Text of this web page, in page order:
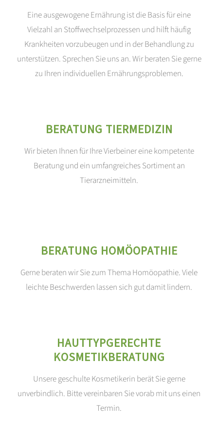
Eine ausgewogene Ernährung ist die Basis für eine
Vielzahl an Stoffwechselprozessen und hilft häufig
Krankheiten vorzubeugen und in der Behandlung zu
unterstützen. Sprechen Sie uns an. Wir beraten Sie gerne
zu Ihren individuellen Ernährungsproblemen.
BERATUNG TIERMEDIZIN
Wir bieten Ihnen für Ihre Vierbeiner eine kompetente
Beratung und ein umfangreiches Sortiment an
Tierarzneimitteln.
BERATUNG HOMÖOPATHIE
Gerne beraten wir Sie zum Thema Homöopathie. Viele
leichte Beschwerden lassen sich gut damit lindern.
HAUTTYPGERECHTE
KOSMETIKBERATUNG
Unsere geschulte Kosmetikerin berät Sie gerne
unverbindlich. Bitte vereinbaren Sie vorab mit uns einen
Termin.